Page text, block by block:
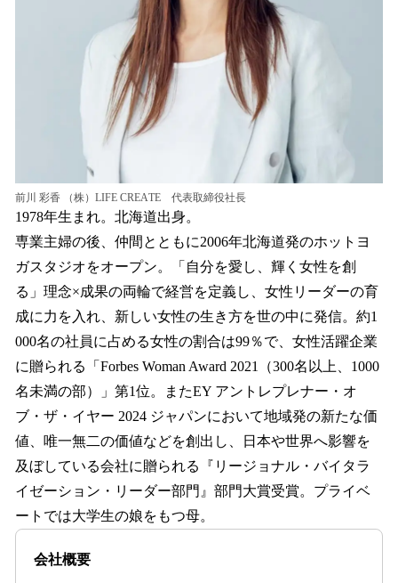
前川 彩香 （株）LIFE CREATE 代表取締役社長
1978年生まれ。北海道出身。
専業主婦の後、仲間とともに2006年北海道発のホットヨ
ガスタジオをオープン。「自分を愛し、輝く女性を創
る」理念×成果の両輪で経営を定義し、女性リーダーの育
成に力を入れ、新しい女性の生き方を世の中に発信。約1
000名の社員に占める女性の割合は99％で、女性活躍企業
に贈られる「Forbes Woman Award 2021（300名以上、1000
名未満の部）」第1位。またEY アントレプレナー・オ
ブ・ザ・イヤー 2024 ジャパンにおいて地域発の新たな価
値、唯一無二の価値などを創出し、日本や世界へ影響を
及ぼしている会社に贈られる『リージョナル・バイタラ
イゼーション・リーダー部門』部門大賞受賞。プライベ
ートでは大学生の娘をもつ母。
会社概要